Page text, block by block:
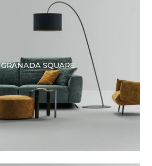
GRANADA SQUARE